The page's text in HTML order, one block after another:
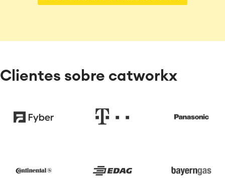
Clientes sobre catworkx